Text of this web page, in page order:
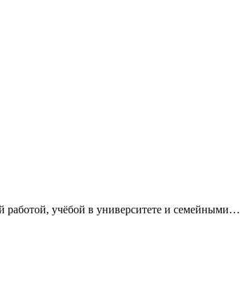
работой, учёбой в университете и семейными…